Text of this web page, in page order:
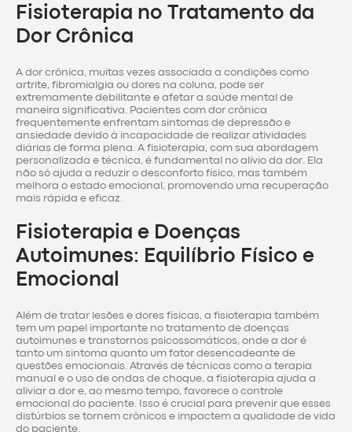
Fisioterapia no Tratamento da
Dor Crônica
A dor crônica, muitas vezes associada a condições como
artrite, fibromialgia ou dores na coluna, pode ser
extremamente debilitante e afetar a saúde mental de
maneira significativa. Pacientes com dor crônica
frequentemente enfrentam sintomas de depressão e
ansiedade devido à incapacidade de realizar atividades
diárias de forma plena. A fisioterapia, com sua abordagem
personalizada e técnica, é fundamental no alívio da dor. Ela
não só ajuda a reduzir o desconforto físico, mas também
melhora o estado emocional, promovendo uma recuperação
mais rápida e eficaz.
Fisioterapia e Doenças
Autoimunes: Equilíbrio Físico e
Emocional
Além de tratar lesões e dores físicas, a fisioterapia também
tem um papel importante no tratamento de doenças
autoimunes e transtornos psicossomáticos, onde a dor é
tanto um sintoma quanto um fator desencadeante de
questões emocionais. Através de técnicas como a terapia
manual e o uso de ondas de choque, a fisioterapia ajuda a
aliviar a dor e, ao mesmo tempo, favorece o controle
emocional do paciente. Isso é crucial para prevenir que esses
distúrbios se tornem crônicos e impactem a qualidade de vida
do paciente.